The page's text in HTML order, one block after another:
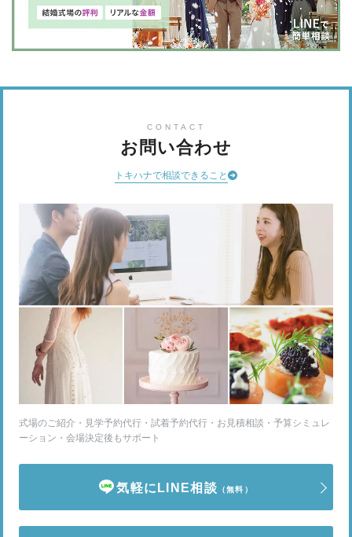
CONTACT
お問い合わせ
トキハナで相談できること
式場のご紹介・見学予約代行・試着予約代行・お見積相談・予算シミュレ
ーション・会場決定後もサポート
気軽にLINE相談 （無料）